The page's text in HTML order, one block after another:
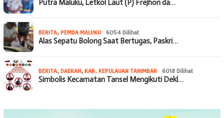
Putra Maluku, Letkol Laut (P) Frejhon da…
BERITA, PEMDA MALUKU 6054 Dilihat
Alas Sepatu Bolong Saat Bertugas, Paskri…
BERITA, DAERAH, KAB. KEPULAUAN TANIMBAR 6018 Dilihat
Simbolis Kecamatan Tansel Mengikuti Dekl…